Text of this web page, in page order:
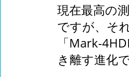
現在最高の
ですが、そ
「Mark-
き離す進化